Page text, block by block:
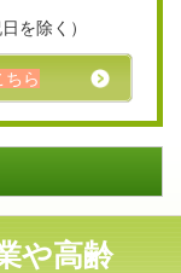
を除く）
ちら
や高齢